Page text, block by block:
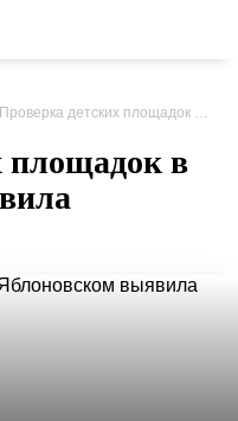
детских площадок в Яблоновском выявила проблемы
площадок в